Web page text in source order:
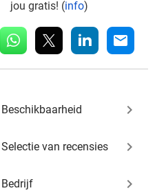
jou gratis! (info)
whatsapp linkedin mail
Beschikbaarheid keyboard_arrow_right
Selectie van recensies keyboard_arrow_right
Bedrijf keyboard_arrow_right